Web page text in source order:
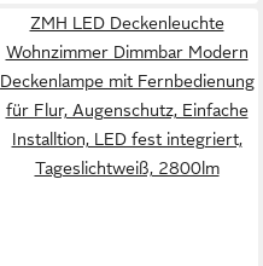
ZMH LED Deckenleuchte
Wohnzimmer Dimmbar Modern
Deckenlampe mit Fernbedienung
für Flur, Augenschutz, Einfache
Installtion, LED fest integriert,
Tageslichtweiß, 2800lm